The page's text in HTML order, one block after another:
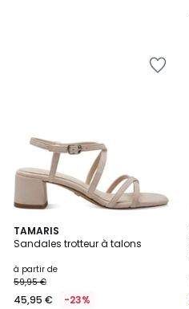
TAMARIS
Sandales trotteur à talons
à partir de
59,95 €
45,95 € -23%
4,8
/ 5
2
Couleurs